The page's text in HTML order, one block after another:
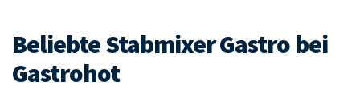
Beliebte Stabmixer Gastro bei
Gastrohot